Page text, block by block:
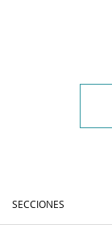
SECCIONES